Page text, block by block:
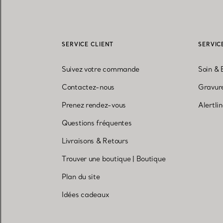
SERVICE CLIENT
Suivez votre commande
Contactez-nous
Prenez rendez-vous
Questions fréquentes
Livraisons & Retours
Trouver une boutique|
Boutique
Plan du site
Idées cadeaux
Soin &